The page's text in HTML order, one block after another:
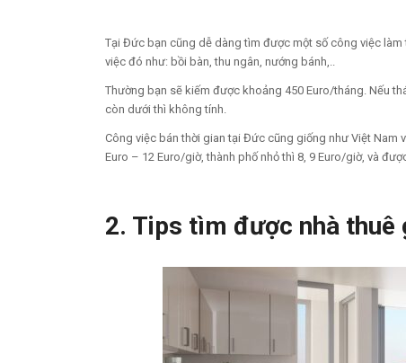
Tại Đức bạn cũng dễ dàng tìm được một số công việc
việc đó như: bồi bàn, thu ngân, nướng bánh,..
Thường bạn sẽ kiếm được khoảng 450 Euro/tháng. Nếu
còn dưới thì không tính.
Công việc bán thời gian tại Đức cũng giống như Việt Nam
Euro – 12 Euro/giờ, thành phố nhỏ thì 8, 9 Euro/giờ, và
2. Tips tìm được nhà thuê